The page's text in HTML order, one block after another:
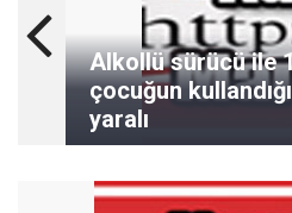
Alkollü sürücü ile
çocuğun
yaralı